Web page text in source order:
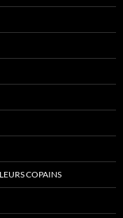
COPAINS